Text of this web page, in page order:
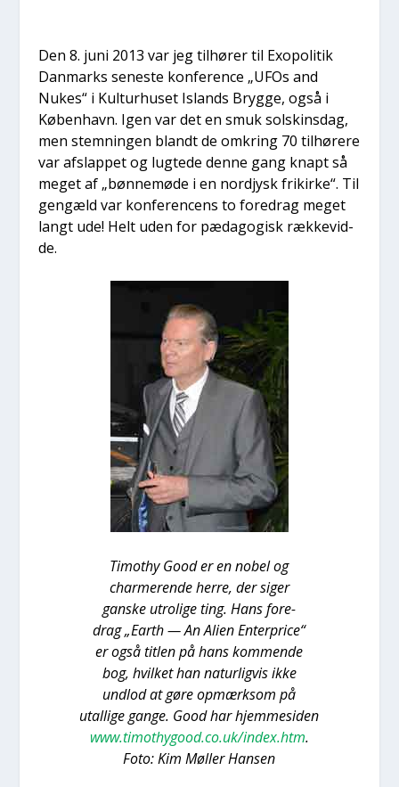
Den 8. juni 2013 var jeg til­hø­rer til Exopo­li­tik
Dan­marks sene­ste kon­fe­ren­ce „UFOs and
Nukes“ i Kul­tur­hu­set Islands Bryg­ge, også i
Køben­havn. Igen var det en smuk solskin­s­dag,
men stem­nin­gen blandt de omkring 70 til­hø­re­re
var afslap­pet og lug­te­de den­ne gang knapt så
meget af „bøn­ne­mø­de i en nord­jysk frikir­ke“. Til
gen­gæld var kon­fe­ren­cens to fored­rag meget
langt ude! Helt uden for pæda­go­gisk ræk­ke­vid­
de.
Timo­t­hy Good er en nobel og
char­me­ren­de her­re, der siger
gan­ske utro­li­ge ting. Hans fore-
drag „Earth — An Ali­en Enter­pri­ce“
er også tit­len på hans kom­men­de
bog, hvil­ket han natur­lig­vis ikke
und­lod at gøre opmærk­som på
utal­li­ge gan­ge. Good har hjem­mesi­den
www.timothygood.co.uk/index.htm.
Foto: Kim Møl­ler Han­sen